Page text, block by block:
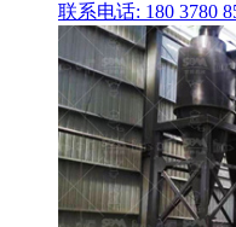
联系电话: 180 3780